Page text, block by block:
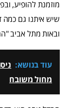
מוזמנת להופיע,
שיש איתנו גם כמה
ובאות מתל אביב
עוד בנושא:
מחול משובח